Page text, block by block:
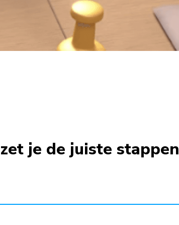
je de juiste stappen